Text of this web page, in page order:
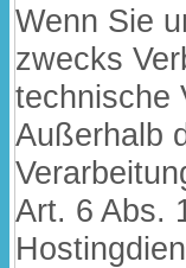
Wenn Sie
zwecks
technische
Außerhalb
Art. 6 Abs.